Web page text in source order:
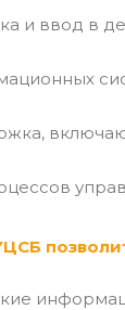
и ввод в